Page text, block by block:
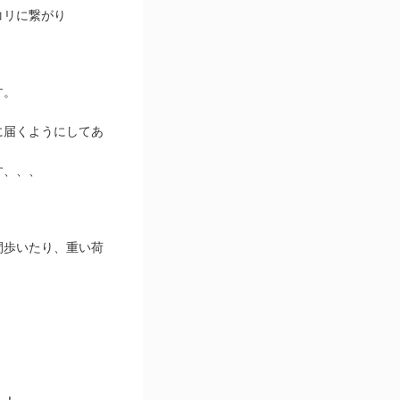
に繋がり
くようにしてあ
、、
いたり、重い荷